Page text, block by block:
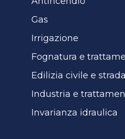
Gas
Irrigazione
Fognatura e
Edilizia civile e
Industria e
Invarianza idraulica